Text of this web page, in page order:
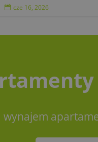
 cze 16, 2026
wynajem